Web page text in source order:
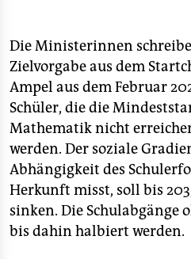
Henrike von Scheliha,
Welzer.
■Jetzt im taz Shop bestellen
Die Ministerinnen
Zielvorgabe aus dem
Ampel aus dem Februar
Schüler, die die
Mathematik nicht
werden. Der soziale
Abhängigkeit des
Herkunft misst, soll bis
sinken. Die Schulabgänge
bis dahin halbiert werden.